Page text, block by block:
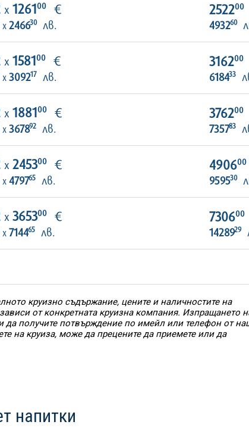
х 126100 €
х 246630лв.
252200
493260
х 158100 €
х 309217 лв.
316200
618433
х 188100 €
х 367892 лв.
376200
735783
х 245300 €
х 479765 лв.
490600
959530
х 365300 €
х 714465 лв.
730600
1428929
круизно съдържание, цените и наличностите на
от конкретната круизна компания. Изпращането
да получите потвърждение по имейл или телефон от
на круиза, може да прецените да приемете или да
напитки